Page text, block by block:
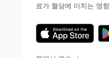
료가 혈당에 미치는 영